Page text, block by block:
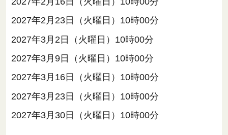
2027年2月23日（火曜日）10時00分
2027年3月2日（火曜日）10時00分
2027年3月9日（火曜日）10時00分
2027年3月16日（火曜日）10時00分
2027年3月23日（火曜日）10時00分
2027年3月30日（火曜日）10時00分